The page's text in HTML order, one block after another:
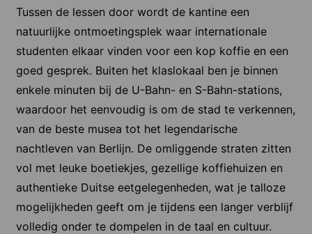
Tussen de lessen door wordt de kantine een
natuurlijke ontmoetingsplek waar internationale
studenten elkaar vinden voor een kop koffie en een
goed gesprek. Buiten het klaslokaal ben je binnen
enkele minuten bij de U-Bahn- en S-Bahn-stations,
waardoor het eenvoudig is om de stad te verkennen,
van de beste musea tot het legendarische
nachtleven van Berlijn. De omliggende straten zitten
vol met leuke boetiekjes, gezellige koffiehuizen en
authentieke Duitse eetgelegenheden, wat je talloze
mogelijkheden geeft om je tijdens een langer verblijf
volledig onder te dompelen in de taal en cultuur.